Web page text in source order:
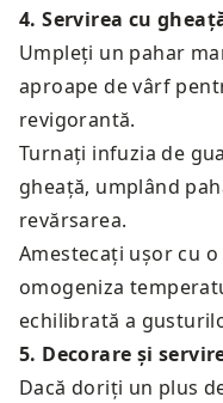
4.Servirea cu
Umpleți un pahar
aproape de vârf
revigorantă.
Turnați infuzia de
gheață, umplând
revărsarea.
Amestecați ușor cu
omogeniza
echilibrată a
5. Decorare și
Dacă doriți un plus